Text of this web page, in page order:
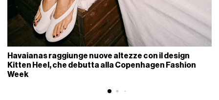
Havaianas raggiunge nuove altezze con il design
Kitten Heel, che debutta alla Copenhagen Fashion
Week